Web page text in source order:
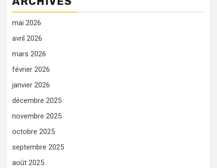
mai 2026
avril 2026
mars 2026
février 2026
janvier 2026
décembre 2025
novembre 2025
octobre 2025
septembre 2025
août 2025